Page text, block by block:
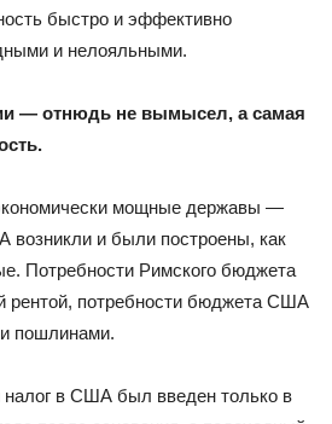
быстро и эффективно
и нелояльными.
— отнюдь не вымысел, а самая
мощные державы —
и были построены, как
Потребности Римского бюджета
рентой, потребности бюджета США
пошлинами.
в США был введен только в